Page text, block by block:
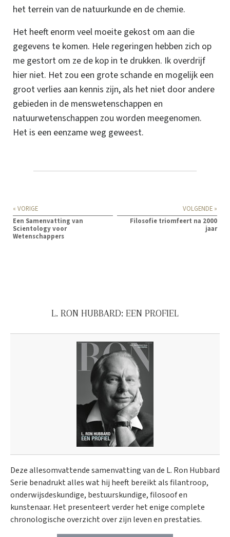
het terrein van de natuurkunde en de chemie.
Het heeft enorm veel moeite gekost om aan die
gegevens te komen. Hele regeringen hebben zich op
me gestort om ze de kop in te drukken. Ik overdrijf
hier niet. Het zou een grote schande en mogelijk een
groot verlies aan kennis zijn, als het niet door andere
gebieden in de menswetenschappen en
natuurwetenschappen zou worden meegenomen.
Het is een eenzame weg geweest.
« VORIGE
Een Samenvatting van
Scientology voor
Wetenschappers
VOLGENDE »
Filosofie triomfeert na 2000
jaar
L. RON HUBBARD: EEN PROFIEL
Deze allesomvattende samenvatting van de L. Ron Hubbard
Serie benadrukt alles wat hij heeft bereikt als filantroop,
onderwijsdeskundige, bestuurskundige, filosoof en
kunstenaar. Het presenteert verder het enige complete
chronologische overzicht over zijn leven en prestaties.